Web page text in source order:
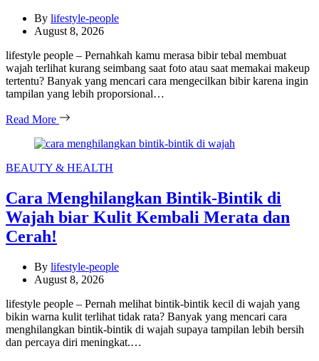
By lifestyle-people
August 8, 2026
lifestyle people – Pernahkah kamu merasa bibir tebal membuat
wajah terlihat kurang seimbang saat foto atau saat memakai makeup
tertentu? Banyak yang mencari cara mengecilkan bibir karena ingin
tampilan yang lebih proporsional…
Read More
Categories
BEAUTY & HEALTH
Cara Menghilangkan Bintik-Bintik di
Wajah biar Kulit Kembali Merata dan
Cerah!
By lifestyle-people
August 8, 2026
lifestyle people – Pernah melihat bintik-bintik kecil di wajah yang
bikin warna kulit terlihat tidak rata? Banyak yang mencari cara
menghilangkan bintik-bintik di wajah supaya tampilan lebih bersih
dan percaya diri meningkat.…